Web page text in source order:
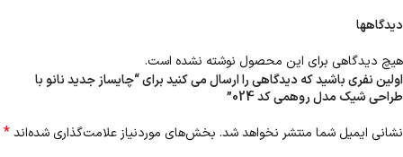
دیدگاهها
هیچ دیدگاهی برای این محصول نوشته نشده است.
اولین نفری باشید که دیدگاهی را ارسال می کنید برای “چایساز جدید نانو با
طراحی شیک مدل روهمی کد 024”
نشانی ایمیل شما منتشر نخواهد شد. بخش‌های موردنیاز علامت‌گذاری شده‌اند*